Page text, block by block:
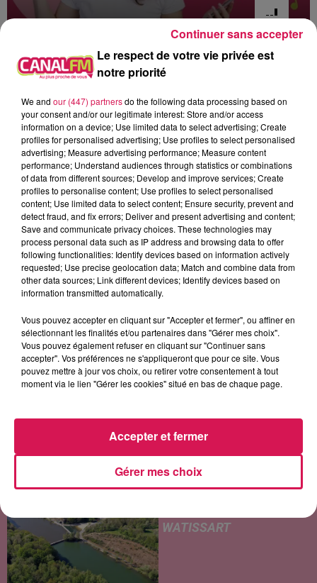
12h00 - 22h00
Les hits de Canal FM
21h32
21h32
ANGÈLE FEAT. JUSTICE
What You Want
21h29
21h29
TEMPER CITY
Self Aware
21h25
21h25
CLARA LUCIANI
Coeur
LES ARTICLES LES PLUS CONSULTÉS
CHALEUR ET RISQUE
D'ORAGES CE LUNDI EN
SAMBRE-AVESNOIS-
Un temps typiquement estival
et changeant concerne nos
secteurs ce lundi 3 août. Entre
des températures élevées
l'après-midi et un risque
WATISSART
Le respect de votre vie privée est
notre priorité
We and our (447) partnersdo the following data processing based on
your consent and/or our legitimate interest: Store and/or access
information on a device; Use limited data to select advertising; Create
profiles for personalised advertising; Use profiles to select personalised
advertising; Measure advertising performance; Measure content
performance; Understand audiences through statistics or combinations
of data from different sources; Develop and improve services; Create
profiles to personalise content; Use profiles to select personalised
content; Use limited data to select content; Ensure security, prevent and
detect fraud, and fix errors; Deliver and present advertising and content;
Save and communicate privacy choices. These technologies may
process personal data such as IP address and browsing data to offer
following functionalities: Identify devices based on information actively
requested; Use precise geolocation data; Match and combine data from
other data sources; Link different devices; Identify devices based on
information transmitted automatically.
Vous pouvez accepter en cliquant sur "Accepter et fermer", ou affiner en
sélectionnant les finalités et/ou partenaires dans "Gérer mes choix".
Vous pouvez également refuser en cliquant sur "Continuer sans
accepter". Vos préférences ne s'appliqueront que pour ce site. Vous
pouvez mettre à jour vos choix, ou retirer votre consentement à tout
moment via le lien "Gérer les cookies" situé en bas de chaque page.
Gérer mes choix
Accepter et fermer
Continuer sans accepter